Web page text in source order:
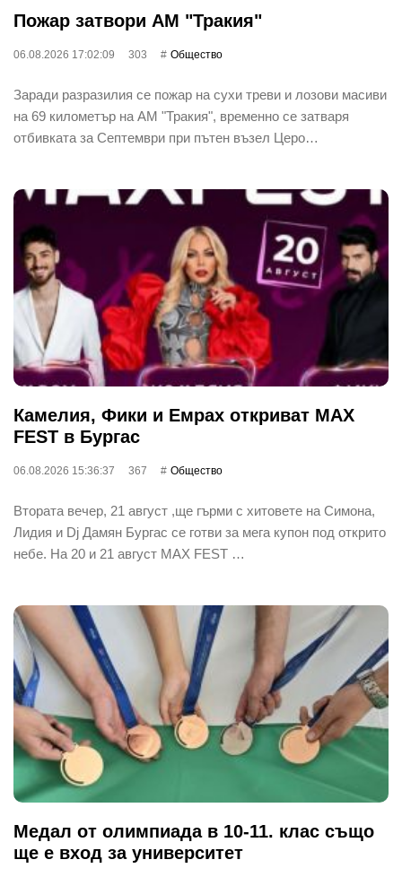
Пожар затвори АМ "Тракия"
06.08.2026 17:02:09 303 Общество
Заради разразилия се пожар на сухи треви и лозови масиви
на 69 километър на АМ "Тракия", временно се затваря
отбивката за Септември при пътен възел Церо…
Камелия, Фики и Емрах откриват MAX
FEST в Бургас
06.08.2026 15:36:37 367 Общество
Втората вечер, 21 август ,ще гърми с хитовете на Симона,
Лидия и Dj Дамян Бургас се готви за мега купон под открито
небе. На 20 и 21 август MAX FEST …
Медал от олимпиада в 10-11. клас също
ще е вход за университет